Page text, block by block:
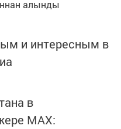
алынды
и интересным в
в
MАХ: